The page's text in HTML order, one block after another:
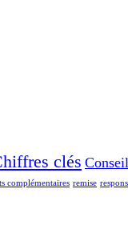
clés
complémentaires remise